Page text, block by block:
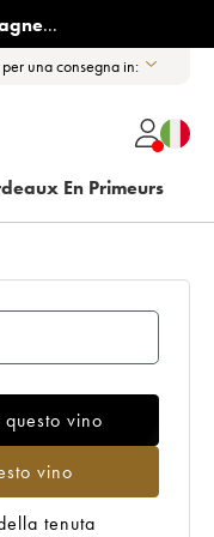
...
una consegna in:
En Primeurs
questo vino
vino
tenuta